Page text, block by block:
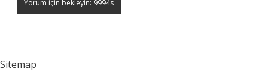
Sitemap